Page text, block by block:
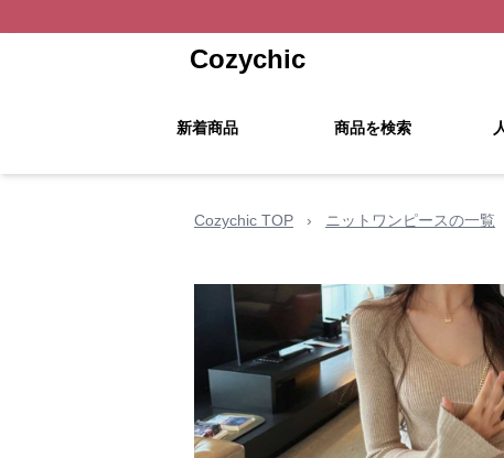
Cozychic
新着商品 商品を検索
Cozychic TOP › ニットワンピースの一覧